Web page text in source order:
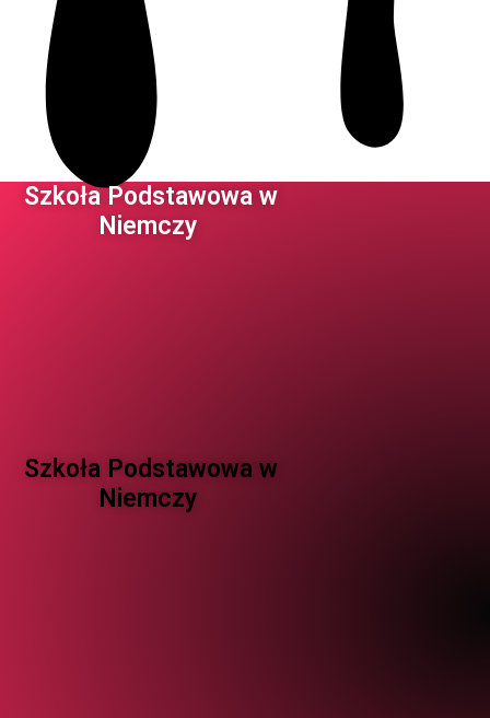
Szkoła Podstawowa w
Niemczy ​
Szkoła Podstawowa w
Niemczy ​